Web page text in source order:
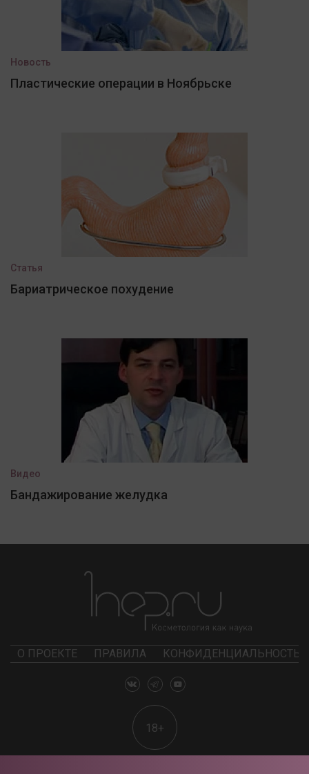
Новость
Пластические операции в Ноябрьске
Статья
Бариатрическое похудение
Видео
Бандажирование желудка
О ПРОЕКТЕ ПРАВИЛА КОНФИДЕНЦИАЛЬНОСТЬ
18+